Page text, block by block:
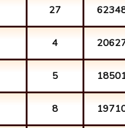
27
4
5
8